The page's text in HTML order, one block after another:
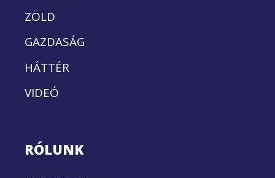
ZÖLD
GAZDASÁG
HÁTTÉR
VIDEÓ
RÓLUNK